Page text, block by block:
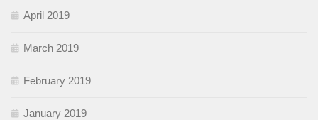
April 2019
March 2019
February 2019
January 2019